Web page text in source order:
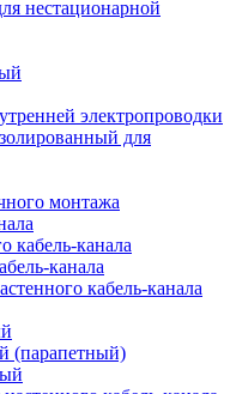
нестационарной
электропроводки
для
монтажа
кабель-канала
канала
кабель-канала
(парапетный)